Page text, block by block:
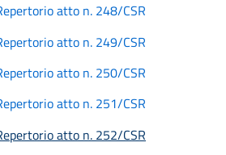
atto n. 248/CSR
atto n. 249/CSR
atto n. 250/CSR
atto n. 251/CSR
atto n. 252/CSR